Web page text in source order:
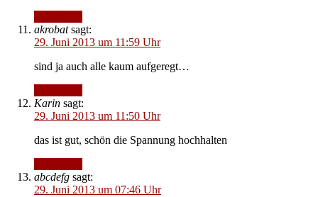
akrobat sagt:
29. Juni 2013 um 11:59 Uhr
sind ja auch alle kaum aufgeregt…
Karin sagt:
29. Juni 2013 um 11:50 Uhr
das ist gut, schön die Spannung hochhalten
abcdefg sagt:
29. Juni 2013 um 07:46 Uhr